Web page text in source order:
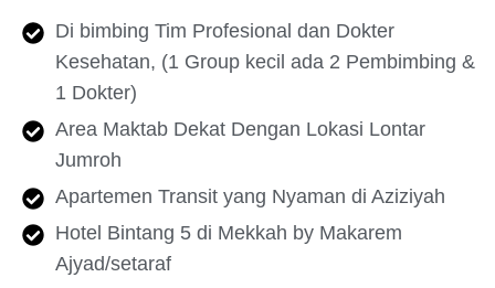
Di bimbing Tim Profesional dan Dokter
Kesehatan, (1 Group kecil ada 2 Pembimbing &
1 Dokter)
Area Maktab Dekat Dengan Lokasi Lontar
Jumroh
Apartemen Transit yang Nyaman di Aziziyah
Hotel Bintang 5 di Mekkah by Makarem
Ajyad/setaraf